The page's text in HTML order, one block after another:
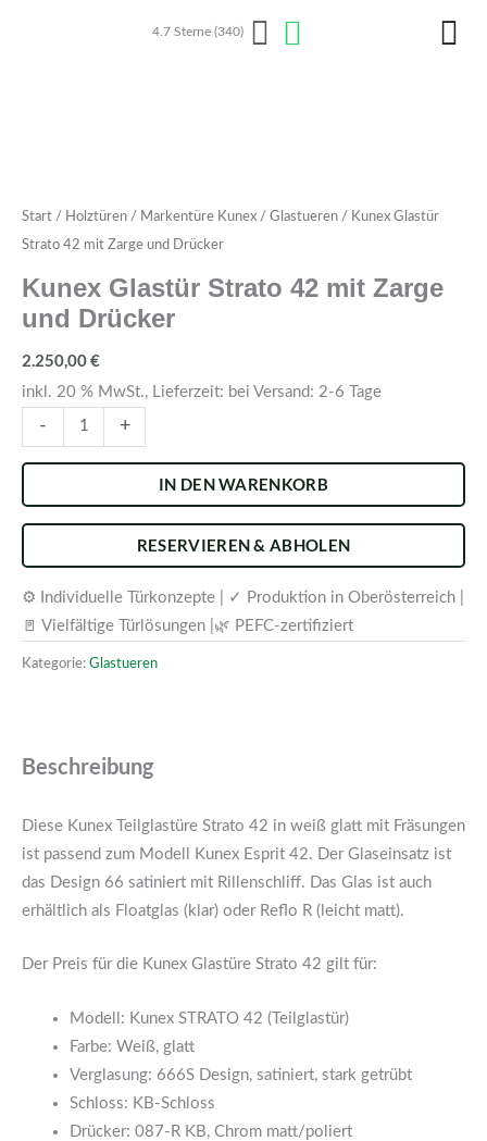
4.7 Sterne (340)
Start / Holztüren / Markentüre Kunex / Glastueren / Kunex Glastür
Strato 42 mit Zarge und Drücker
Kunex Glastür Strato 42 mit Zarge
und Drücker
2.250,00€
inkl. 20 % MwSt., Lieferzeit: bei Versand: 2-6 Tage
-
Kunex
Glastür
42
mit
Zarge
und
Drücker
+
IN DEN WARENKORB
RESERVIEREN & ABHOLEN
⚙️ Individuelle Türkonzepte | ✓ Produktion in Oberösterreich |
🚪 Vielfältige Türlösungen |🌿 PEFC-zertifiziert
Kategorie: Glastueren
Beschreibung
Diese Kunex Teilglastüre Strato 42 in weiß glatt mit Fräsungen
ist passend zum Modell Kunex Esprit 42. Der Glaseinsatz ist
das Design 66 satiniert mit Rillenschliff. Das Glas ist auch
erhältlich als Floatglas (klar) oder Reflo R (leicht matt).
Der Preis für die Kunex Glastüre Strato 42 gilt für:
Modell: Kunex STRATO 42 (Teilglastür)
Farbe: Weiß, glatt
Verglasung: 666S Design, satiniert, stark getrübt
Schloss: KB-Schloss
Drücker: 087-R KB, Chrom matt/poliert